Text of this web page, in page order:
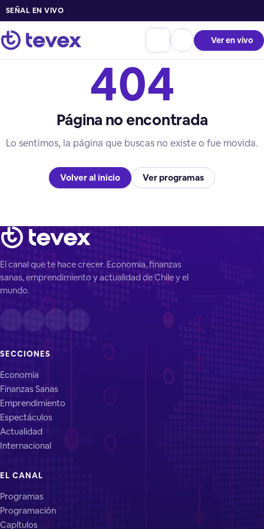
SEÑAL EN VIVO
Ver en vivo
404
Página no encontrada
Lo sentimos, la página que buscas no existe o fue movida.
Volver al inicio Ver programas
El canal que te hace crecer. Economía, finanzas
sanas, emprendimiento y actualidad de Chile y el
mundo.
SECCIONES
Economía
Finanzas Sanas
Emprendimiento
Espectáculos
Actualidad
Internacional
EL CANAL
Programas
Programación
Capítulos